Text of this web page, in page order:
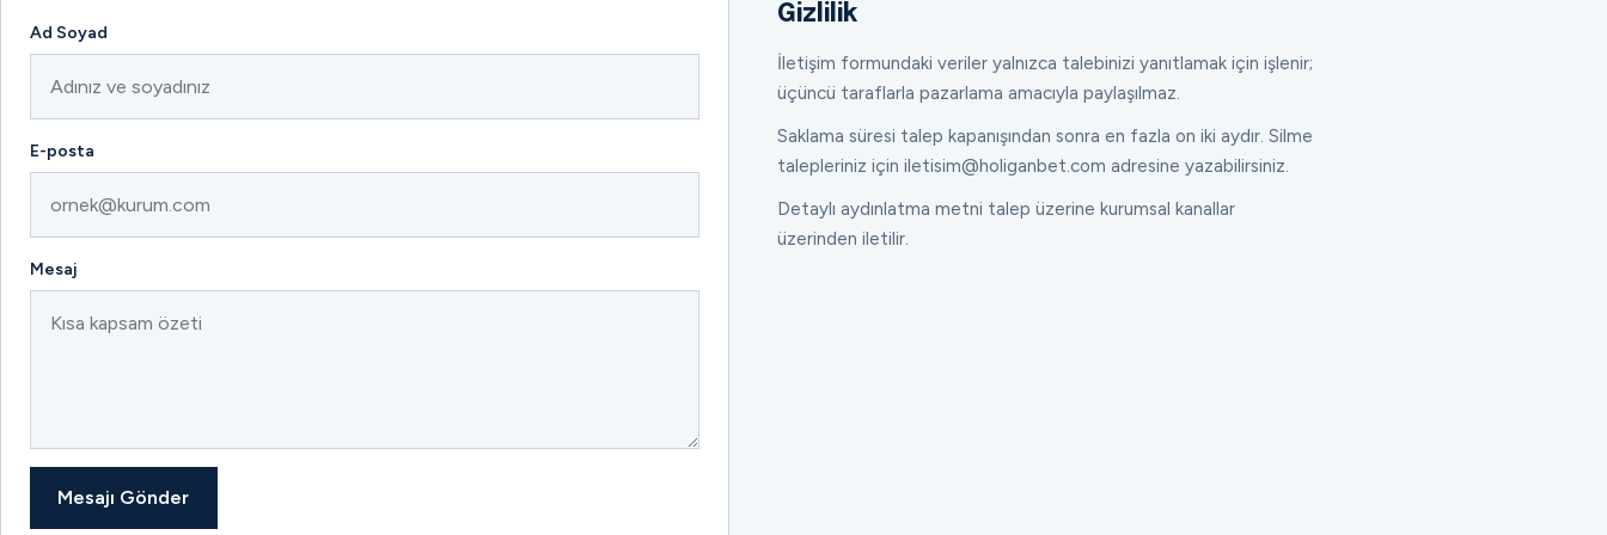
Ad Soyad
E-posta
Mesaj
Mesajı Gönder
Gizlilik
İletişim formundaki veriler yalnızca talebinizi yanıtlamak için işlenir;
üçüncü taraflarla pazarlama amacıyla paylaşılmaz.
Saklama süresi talep kapanışından sonra en fazla on iki aydır. Silme
talepleriniz için iletisim@holiganbet.com adresine yazabilirsiniz.
Detaylı aydınlatma metni talep üzerine kurumsal kanallar
üzerinden iletilir.